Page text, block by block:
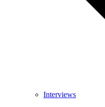
Interviews